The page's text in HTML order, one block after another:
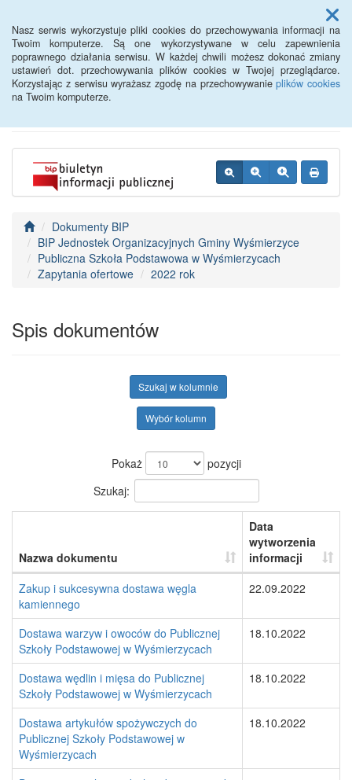
Nasz serwis wykorzystuje pliki cookies do przechowywania informacji na
Twoim komputerze. Są one wykorzystywane w celu zapewnienia
poprawnego działania serwisu. W każdej chwili możesz dokonać zmiany
ustawień dot. przechowywania plików cookies w Twojej przeglądarce.
Korzystając z serwisu wyrażasz zgodę na przechowywanieplików cookies
na Twoim komputerze.
Menu
BIP - Urząd Miejski
Wyśmierzyce
Dokumenty BIP
BIP Jednostek Organizacyjnych Gminy Wyśmierzyce
Publiczna Szkoła Podstawowa w Wyśmierzycach
Zapytania ofertowe
2022 rok
Spis dokumentów
Szukaj w kolumnie
Wybór kolumn
Pokaż
pozycji
Szukaj:
Nazwa dokumentu
Data
wytworzenia
informacji
Zakup i sukcesywna dostawa węgla
kamiennego
22.09.2022
Dostawa warzyw i owoców do Publicznej
Szkoły Podstawowej w Wyśmierzycach
18.10.2022
Dostawa wędlin i mięsa do Publicznej
Szkoły Podstawowej w Wyśmierzycach
18.10.2022
Dostawa artykułów spożywczych do
Publicznej Szkoły Podstawowej w
Wyśmierzycach
18.10.2022